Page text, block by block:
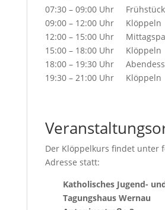
07:30 – 09:00 Uhr Frühstück
09:00 – 12:00 Uhr Klöppeln
12:00 – 15:00 Uhr
15:00 – 18:00 Uhr Klöppeln
18:00 – 19:30 Uhr
19:30 – 21:00 Uhr Klöppeln
Der Klöppelkurs findet unter
Adresse statt:
Katholisches Jugend-
Tagungshaus Wernau